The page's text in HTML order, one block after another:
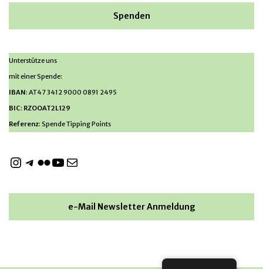
Spenden
Unterstütze uns
mit einer Spende:
IBAN: AT47 3412 9000 0891 2495
BIC: RZOOAT2L129
Referenz: Spende Tipping Points
e-Mail Newsletter Anmeldung